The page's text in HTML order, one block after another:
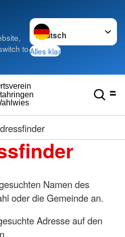
to
Sprache wechseln zu
Alles klar
Namen des
oder die Gemeinde an.
Adresse auf den